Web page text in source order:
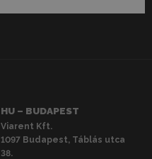
HU – BUDAPEST
Viarent Kft.
1097 Budapest, Táblás utca
38.